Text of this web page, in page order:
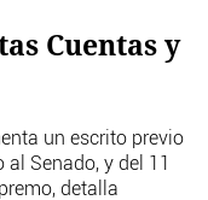
Cuentas y
un escrito previo
Senado, y del 11
detalla